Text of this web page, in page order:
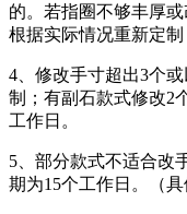
的。若指圈不够丰厚或
根据实际情况重新定
4 、修改手寸超出3个
制；有副石款式修改2
工作日。
5 、部分款式不适合改
期为15个工作日。（具